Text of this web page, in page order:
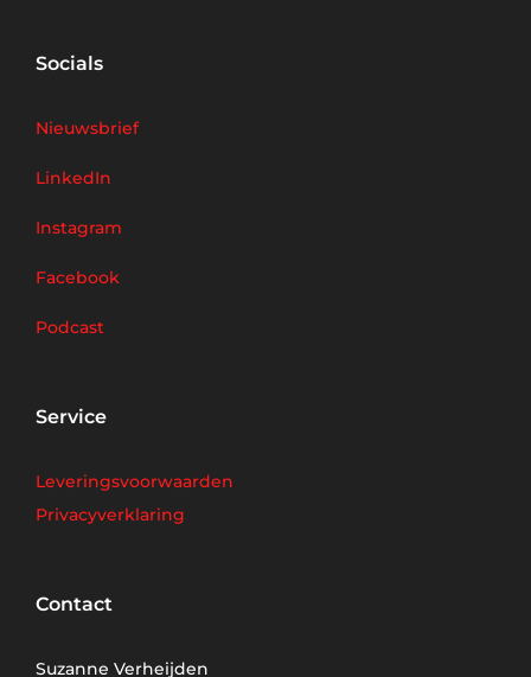
Socials
Nieuwsbrief
LinkedIn
Instagram
Facebook
Podcast
Service
Leveringsvoorwaarden
Privacyverklaring
Contact
Suzanne Verheijden